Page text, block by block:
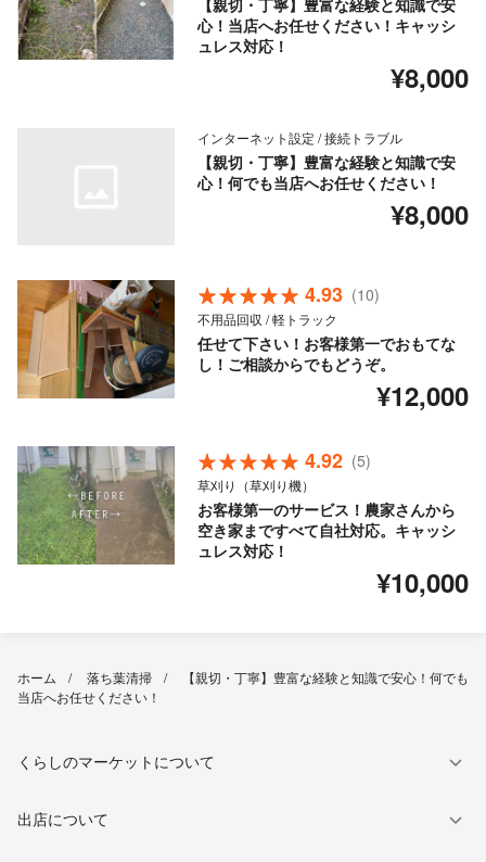
【親切・丁寧】豊富な経験と知識で安
心！当店へお任せください！キャッシ
ュレス対応！
¥8,000
インターネット設定 / 接続トラブル
【親切・丁寧】豊富な経験と知識で安
心！何でも当店へお任せください！
¥8,000
4.93 (10)
不用品回収 / 軽トラック
任せて下さい！お客様第一でおもてな
し！ご相談からでもどうぞ。
¥12,000
4.92 (5)
草刈り（草刈り機）
お客様第一のサービス！農家さんから
空き家まですべて自社対応。キャッシ
ュレス対応！
¥10,000
ホーム 落ち葉清掃
【親切・丁寧】豊富な経験と知識で安心！何でも
当店へお任せください！
くらしのマーケットについて
出店について